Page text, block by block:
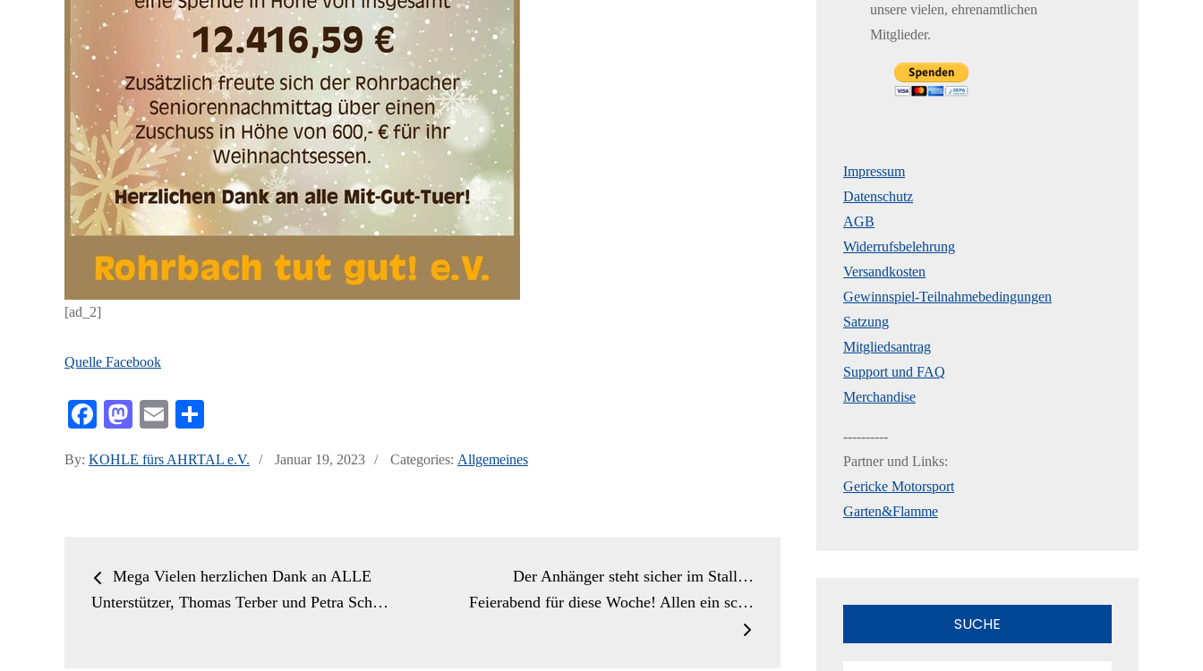
[ad_2]
Quelle Facebook
Fa
bo
M
to
E
ail n
By: KOHLE fürs AHRTAL e.V.
Posted
Januar 19, 2023 Categories: Allgemeines
Beitrags-
Navigation
Mega Vielen herzlichen Dank an ALLE
Unterstützer, Thomas Terber und Petra Sch…
Der Anhänger steht sicher im Stall…
Feierabend für diese Woche! Allen ein sc…
unsere vielen, ehrenamtlichen
Mitglieder.
Impressum
Datenschutz
AGB
Widerrufsbelehrung
Versandkosten
Gewinnspiel-Teilnahmebedingungen
Satzung
Mitgliedsantrag
Support und FAQ
Merchandise
----------
Partner und Links:
Gericke Motorsport
Garten&Flamme
SUCHE